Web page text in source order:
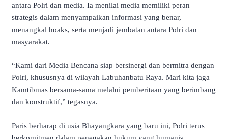
antara Polri dan media. Ia menilai media memiliki peran
strategis dalam menyampaikan informasi yang benar,
menangkal hoaks, serta menjadi jembatan antara Polri dan
masyarakat.
“Kami dari Media Bencana siap bersinergi dan bermitra dengan
Polri, khususnya di wilayah Labuhanbatu Raya. Mari kita jaga
Kamtibmas bersama-sama melalui pemberitaan yang berimbang
dan konstruktif,” tegasnya.
Paris berharap di usia Bhayangkara yang baru ini, Polri terus